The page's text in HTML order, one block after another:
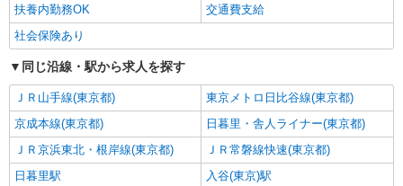
扶養内勤務OK
交通費支給
社会保険あり
同じ沿線・駅から求人を探す
ＪＲ山手線(東京都)
東京メトロ日比谷線(東京都)
京成本線(東京都)
日暮里・舎人ライナー(東京都)
ＪＲ京浜東北・根岸線(東京都)
ＪＲ常磐線快速(東京都)
日暮里駅
入谷(東京)駅